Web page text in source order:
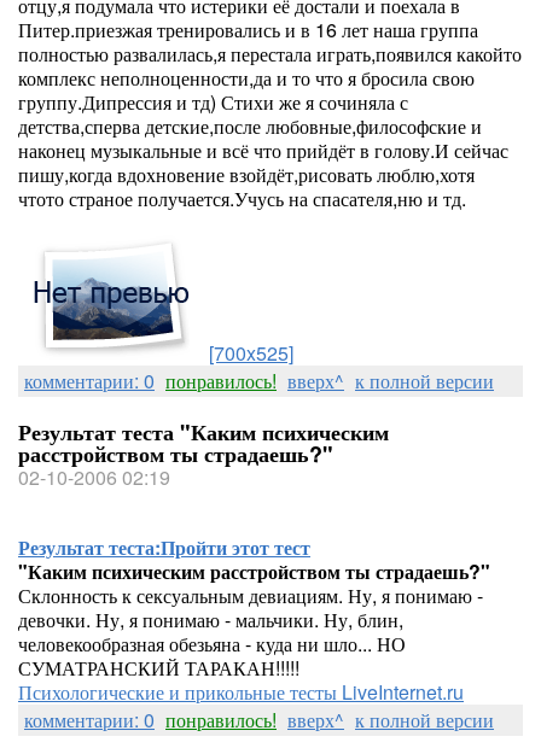
Питер.приезжая тренировались и в 16 лет наша группа
полностью развалилась,я перестала играть,появился какойто
комплекс неполноценности,да и то что я бросила свою
группу.Дипрессия и тд) Стихи же я сочиняла с
детства,сперва детские,после любовные,философские и
наконец музыкальные и всё что прийдёт в голову.И сейчас
пишу,когда вдохновение взойдёт,рисовать люблю,хотя
чтото страное получается.Учусь на спасателя,ню и тд.
[700x525]
комментарии: 0 понравилось! вверх^ к полной версии
Результат теста "Каким психическим
расстройством ты страдаешь?"
02-10-2006 02:19
Результат теста:Пройти этот тест
"Каким психическим расстройством ты страдаешь?"
Склонность к сексуальным девиациям. Ну, я понимаю -
девочки. Ну, я понимаю - мальчики. Ну, блин,
человекообразная обезьяна - куда ни шло... НО
СУМАТРАНСКИЙ ТАРАКАН!!!!!
Психологические и прикольные тесты LiveInternet.ru
комментарии: 0 понравилось! вверх^ к полной версии